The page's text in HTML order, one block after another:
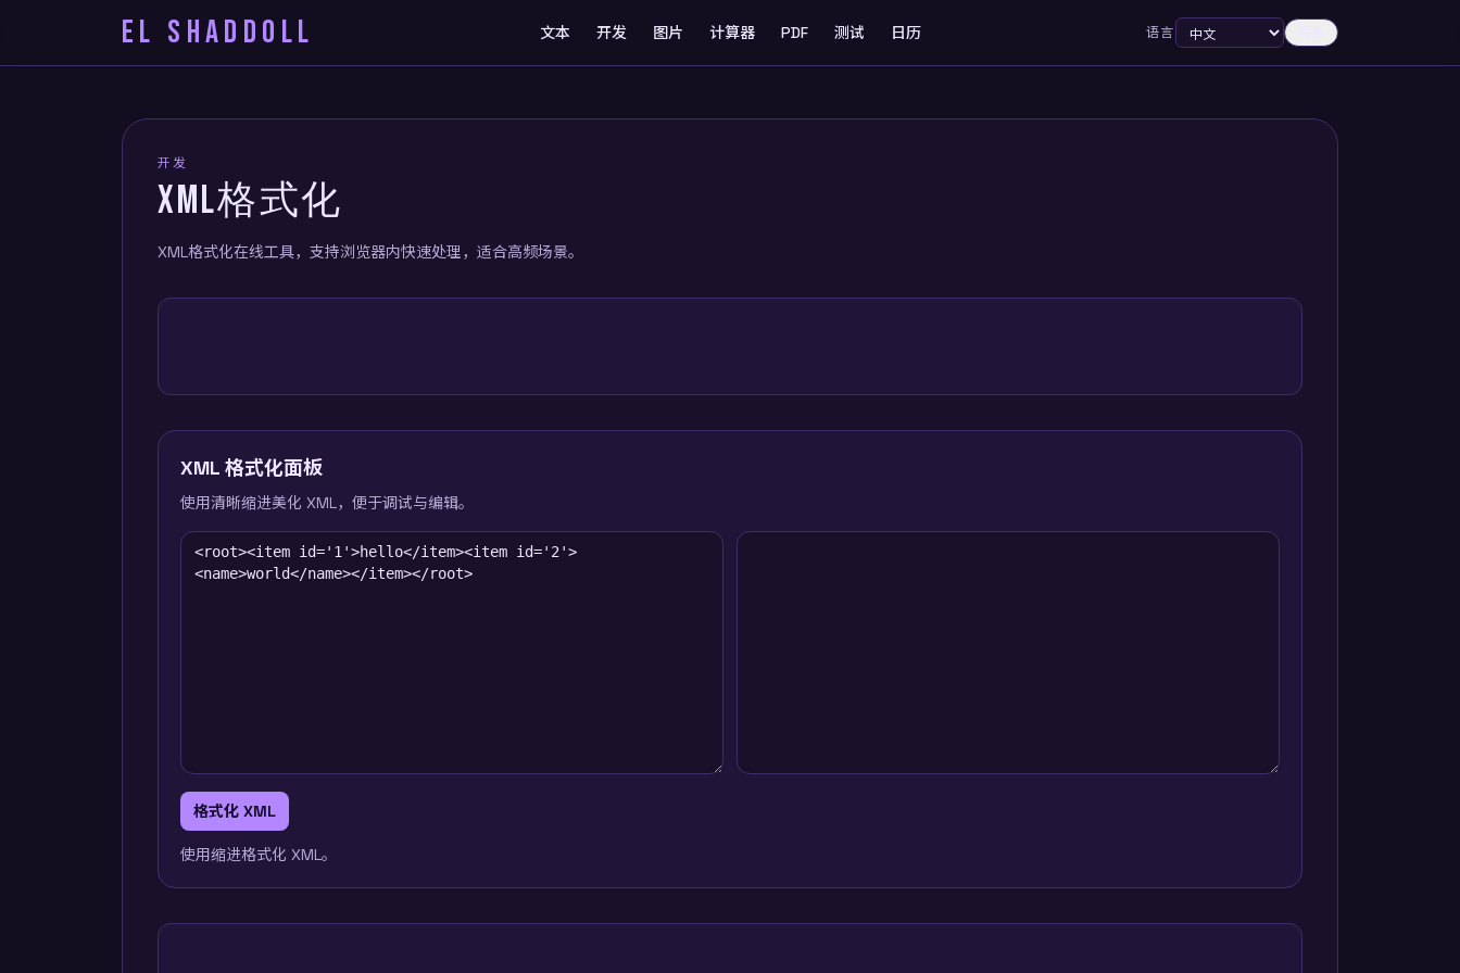
EL SHADDOLL 文本 开发 图片 计算器 PDF 测试 日历 语言
开发
XML格式化
XML格式化在线工具，支持浏览器内快速处理，适合高频场景。
XML 格式化面板
使用清晰缩进美化 XML，便于调试与编辑。
格式化 XML
使用缩进格式化 XML。